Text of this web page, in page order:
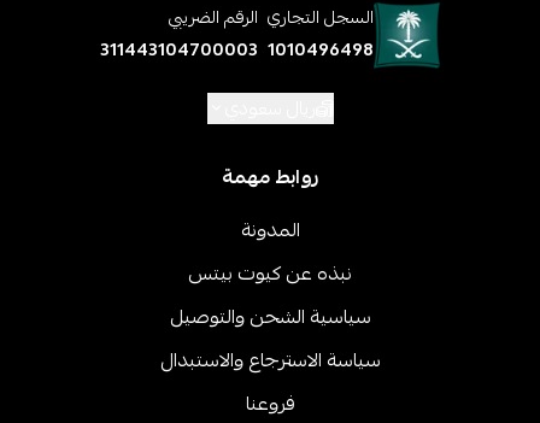
السجل التجاري
1010496498
الرقم الضريبي
311443104700003
روابط مهمة
المدونة
نبذه عن كيوت بيتس
سياسية الشحن والتوصيل
سياسة الاسترجاع والاستبدال
فروعنا